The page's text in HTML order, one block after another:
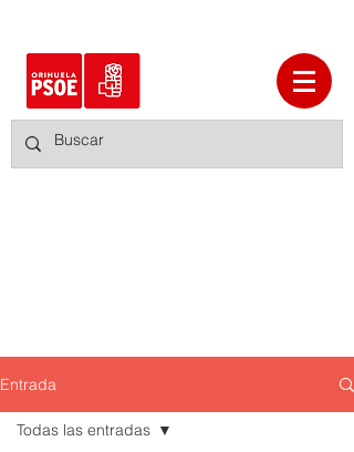
Entrada
Todas las entradas